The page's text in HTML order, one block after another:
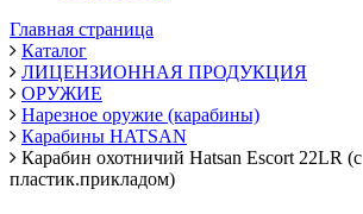
Главная страница
Каталог
ЛИЦЕНЗИОННАЯ ПРОДУКЦИЯ
ОРУЖИЕ
Нарезное оружие (карабины)
Карабины HATSAN
Карабин охотничий Hatsan Escort 22LR (с
пластик.прикладом)